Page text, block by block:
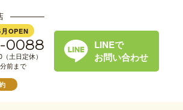
OPEN
0088
土日定休）
前まで
LINEで
お問い合わせ